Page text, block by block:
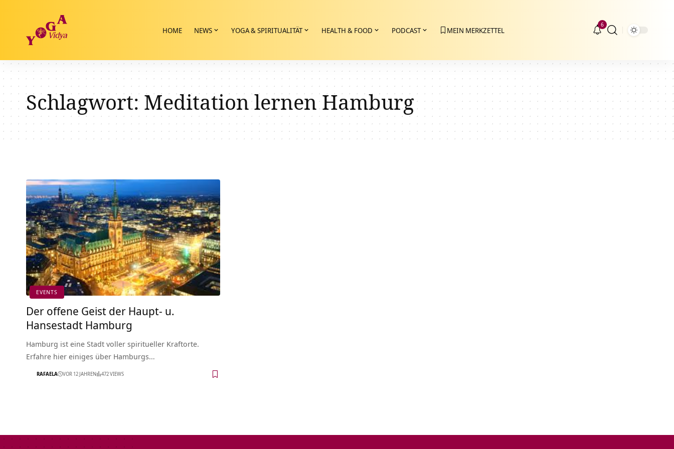
HOME NEWS YOGA & SPIRITUALITÄT HEALTH & FOOD PODCAST MEIN MERKZETTEL
6
Schlagwort:Meditation lernen Hamburg
EVENTS
Der offene Geist der Haupt- u.
Hansestadt Hamburg
Hamburg ist eine Stadt voller spiritueller Kraftorte.
Erfahre hier einiges über Hamburgs…
RAFAELA VOR 12 JAHREN 472 VIEWS